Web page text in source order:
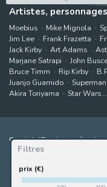
Filtres
prix (€)
Artistes,
Moebius Mike Mignola
Jim Lee
Frank Frazetta
Jack Kirby
Art Adams
Marjane Satrapi
John
Bruce Timm
Rip Kirby
Juanjo Guarnido
Superman
Akira Toriyama
Star Wars
ComicArtTracker agrège le
de bandes dessinées à la
places de marché et sites
aucune enchère ne peut être
ComicArtTracker. En cas
prévaut toujours. Certains